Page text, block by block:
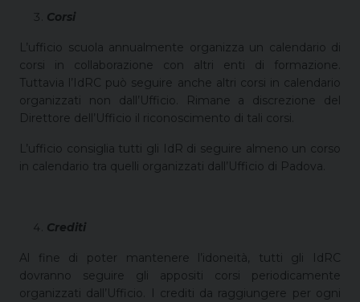
Corsi
L’ufficio scuola annualmente organizza un calendario di
corsi in collaborazione con altri enti di formazione.
Tuttavia l’IdRC può seguire anche altri corsi in calendario
organizzati non dall’Ufficio. Rimane a discrezione del
Direttore dell’Ufficio il riconoscimento di tali corsi.
L’ufficio consiglia tutti gli IdR di seguire almeno un corso
in calendario tra quelli organizzati dall’Ufficio di Padova.
Crediti
Al fine di poter mantenere l’idoneità, tutti gli IdRC
dovranno seguire gli appositi corsi periodicamente
organizzati dall’Ufficio. I crediti da raggiungere per ogni